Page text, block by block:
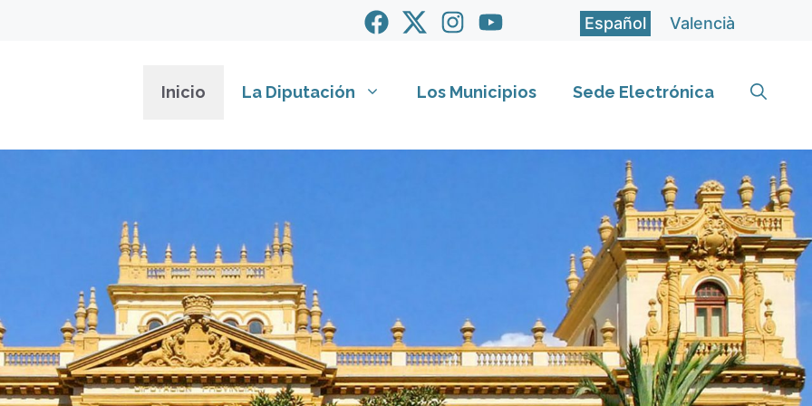
Español Valencià
Inicio La Diputación Los Municipios Sede Electrónica